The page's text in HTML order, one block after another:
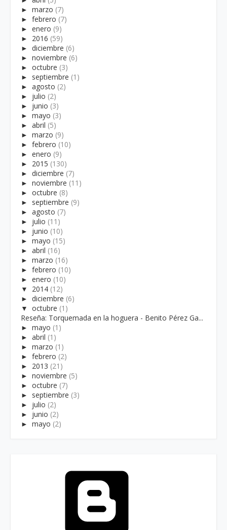
► marzo (7)
► febrero (7)
► enero (9)
► 2016 (59)
► diciembre (6)
► noviembre (6)
► octubre (3)
► septiembre (1)
► agosto (2)
► julio (2)
► junio (3)
► mayo (3)
► abril (5)
► marzo (9)
► febrero (10)
► enero (9)
► 2015 (130)
► diciembre (7)
► noviembre (11)
► octubre (8)
► septiembre (9)
► agosto (7)
► julio (11)
► junio (10)
► mayo (15)
► abril (16)
► marzo (16)
► febrero (10)
► enero (10)
▼
2014 (12)
► diciembre (6)
▼ octubre (1)
Reseña: Torquemada en la hoguera - Benito Pérez Ga...
► mayo (1)
► abril (1)
► marzo (1)
► febrero (2)
► 2013 (21)
► noviembre (5)
► octubre (7)
► septiembre (3)
► julio (2)
► junio (2)
► mayo (2)